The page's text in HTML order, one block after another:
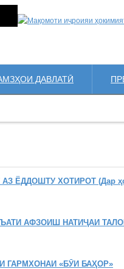
ДАВЛАТӢ
ЁДДОШТУ ХОТИРОТ (Дар
АФЗОИШ НАТИҶАИ
ГАРМХОНАИ «БӮИ БАҲОР»